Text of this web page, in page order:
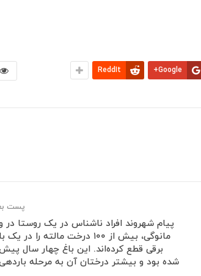
Google+
ReddIt
پست
پیام شهروند افراد ناشناس در یک روستا در
مانوگی، بیش از ۱۰۰ درخت مالته را در
برقی قطع کرده‌اند. این باغ چهار سال
شده بود و بیشتر درختان آن به مرحله